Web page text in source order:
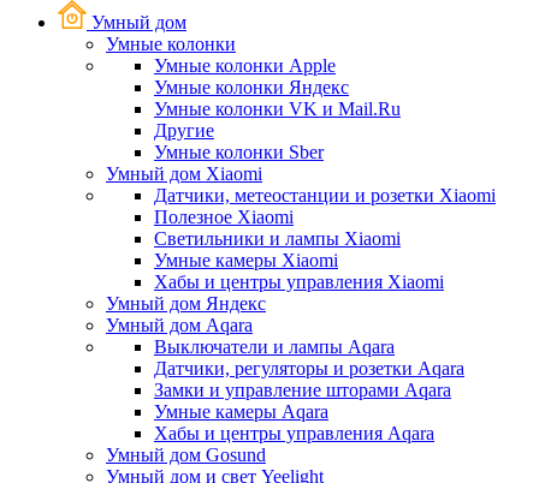
Умный дом
Умные колонки
Умные колонки Apple
Умные колонки Яндекс
Умные колонки VK и Mail.Ru
Другие
Умные колонки Sber
Умный дом Xiaomi
Датчики, метеостанции и розетки Xiaomi
Полезное Xiaomi
Светильники и лампы Xiaomi
Умные камеры Xiaomi
Хабы и центры управления Xiaomi
Умный дом Яндекс
Умный дом Aqara
Выключатели и лампы Aqara
Датчики, регуляторы и розетки Aqara
Замки и управление шторами Aqara
Умные камеры Aqara
Хабы и центры управления Aqara
Умный дом Gosund
Умный дом и свет Yeelight